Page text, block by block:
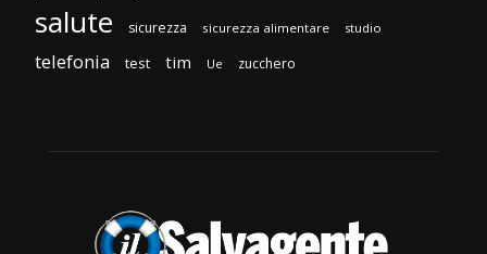
salute sicurezza sicurezza alimentare studio
telefonia test tim Ue zucchero